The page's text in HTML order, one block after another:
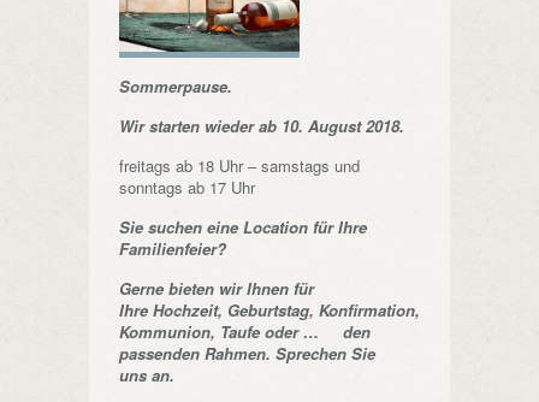
Sommerpause.
Wir starten wieder ab 10. August 2018.
freitags ab 18 Uhr – samstags und
sonntags ab 17 Uhr
Sie suchen eine Location für Ihre
Familienfeier?
Gerne bieten wir Ihnen für
Ihre Hochzeit, Geburtstag, Konfirmation,
Kommunion, Taufe oder … den
passenden Rahmen. Sprechen Sie
uns an.